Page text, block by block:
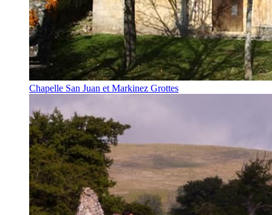
Chapelle San Juan et Markinez Grottes